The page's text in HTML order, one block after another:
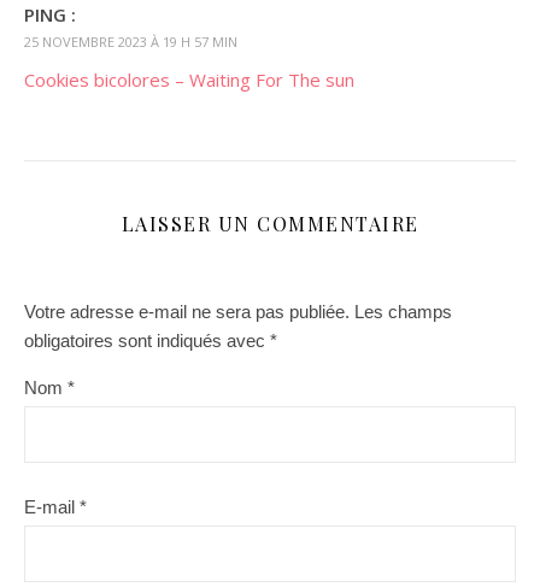
PING :
25 NOVEMBRE 2023 À 19 H 57 MIN
Cookies bicolores – Waiting For The sun
LAISSER UN COMMENTAIRE
Votre adresse e-mail ne sera pas publiée. Les champs
obligatoires sont indiqués avec *
Nom *
E-mail *